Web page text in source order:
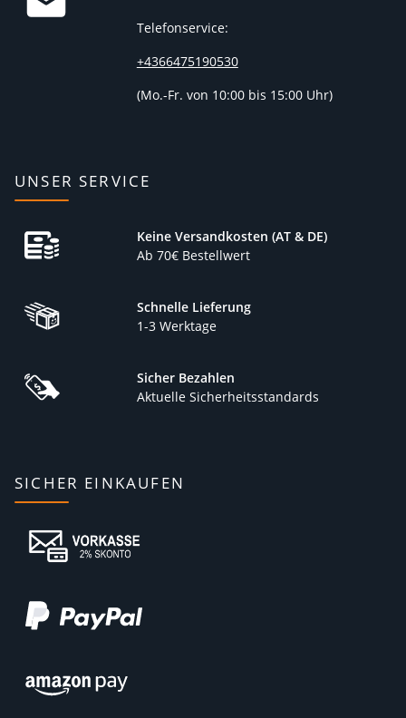
Telefonservice:
+4366475190530
(Mo.-Fr. von 10:00 bis 15:00 Uhr)
UNSER SERVICE
Keine Versandkosten (AT & DE)
Ab 70€ Bestellwert
Schnelle Lieferung
1-3 Werktage
Sicher Bezahlen
Aktuelle Sicherheitsstandards
SICHER EINKAUFEN